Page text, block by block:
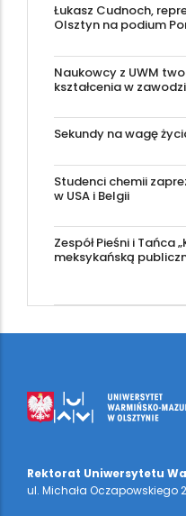
Łukasz Cudnoch,
Olsztyn na podium
Naukowcy z UWM
kształcenia w
Sekundy na wagę
Studenci chemii
w USA i Belgii
Zespół Pieśni i Tańca
meksykańską
Rektorat Uniwersytetu
ul. Michała Oczapowskiego